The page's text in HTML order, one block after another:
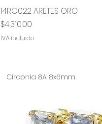
Vista rápida
14RC022 ARETES ORO
Precio
$4,310.00
IVA incluido
Circonia 8A 8x6mm